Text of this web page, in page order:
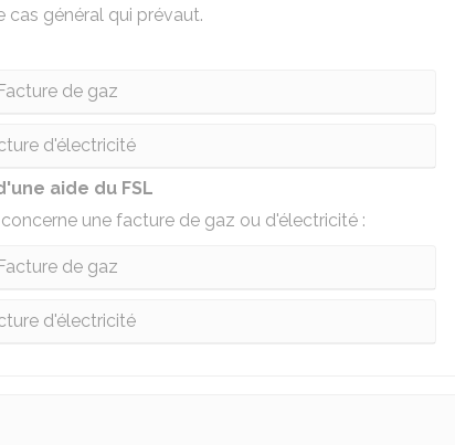
cas général qui prévaut.
de gaz
d'électricité
aide du FSL
une facture de gaz ou d'électricité :
de gaz
d'électricité